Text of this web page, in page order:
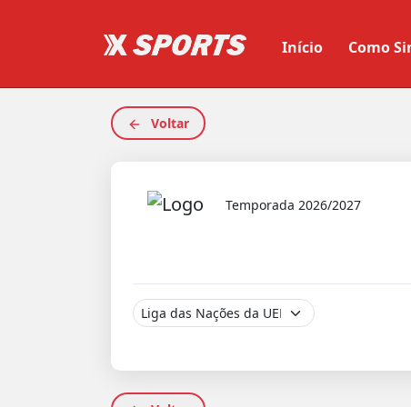
Início Como
Voltar
Temporada 2026/2027